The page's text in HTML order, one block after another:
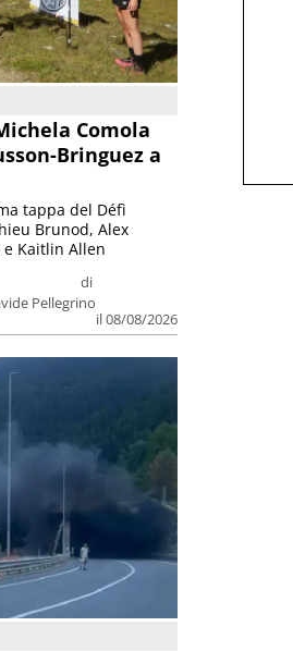
Comola
Bringuez a
di
Pellegrino
il 08/08/2026
tappa del Défì
Brunod, Alex
Kaitlin Allen